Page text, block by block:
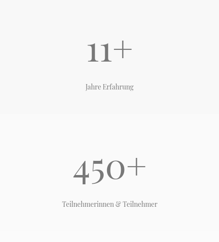
11+
Jahre Erfahrung
450+
Teilnehmerinnen & Teilnehmer